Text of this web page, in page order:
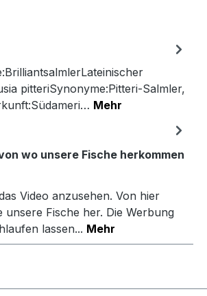
pitteriSynonyme:Pitteri-Salmler,
Mehr
wo unsere Fische herkommen
Video anzusehen. Von hier
unsere Fische her. Die Werbung
lassen... Mehr